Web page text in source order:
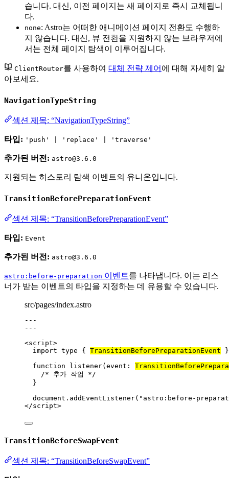
습니다. 대신, 이전 페이지는 새 페이지로 즉시 교체됩니
다.
none: Astro는 어떠한 애니메이션 페이지 전환도 수행하
지 않습니다. 대신, 뷰 전환을 지원하지 않는 브라우저에
서는 전체 페이지 탐색이 이루어집니다.
ClientRouter를 사용하여 대체 전략 제어 에 대해 자세히 알
아보세요.
NavigationTypeString
섹션 제목: “NavigationTypeString”
타입: 'push' | 'replace' | 'traverse'
추가된 버전: astro@3.6.0
지원되는 히스토리 탐색 이벤트의 유니온입니다.
TransitionBeforePreparationEvent
섹션 제목: “TransitionBeforePreparationEvent”
타입: Event
추가된 버전: astro@3.6.0
astro:before-preparation 이벤트를 나타냅니다. 이는 리스
너가 받는 이벤트의 타입을 지정하는 데 유용할 수 있습니다.
src/pages/index.astro
---
---
<script>
import type { TransitionBeforePreparationEvent
function
listener(event :
/* 추가 작업 */
}
document . addEventListener( " astro:before-
</script>
TransitionBeforeSwapEvent
섹션 제목: “TransitionBeforeSwapEvent”